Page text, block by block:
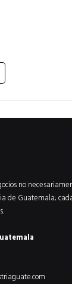
no
de Guatemala;